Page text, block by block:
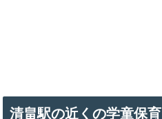
清畠駅の近くの学童保育